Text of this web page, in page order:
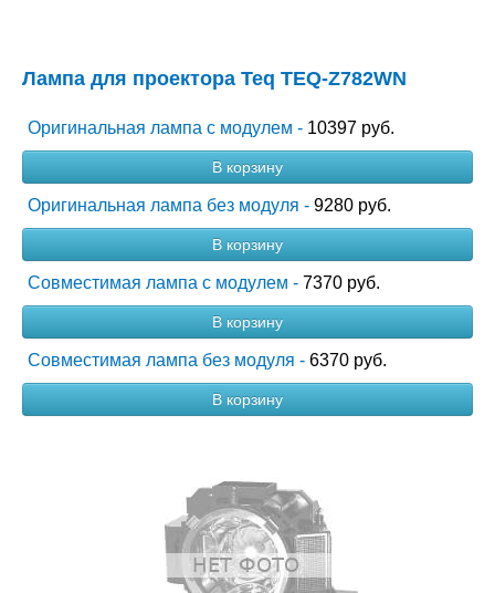
Лампа для проектора Teq TEQ-Z782WN
Оригинальная лампа с модулем - 10397 руб.
В корзину
Оригинальная лампа без модуля - 9280 руб.
В корзину
Совместимая лампа с модулем - 7370 руб.
В корзину
Совместимая лампа без модуля - 6370 руб.
В корзину